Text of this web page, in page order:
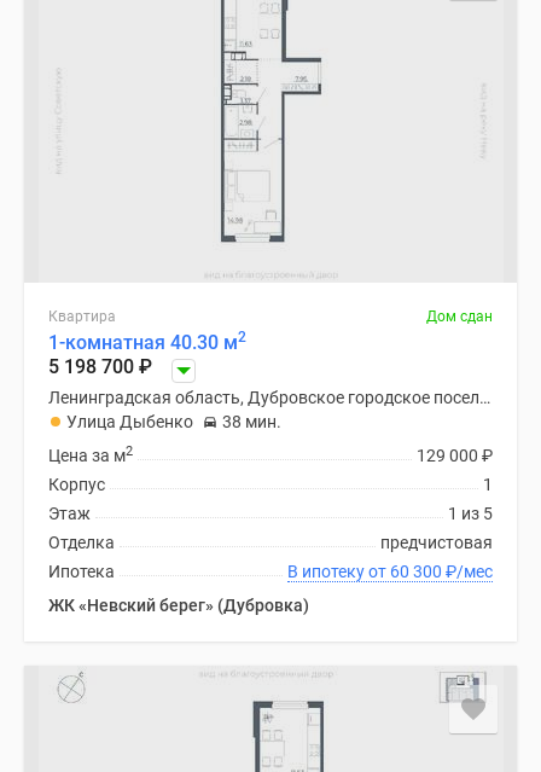
Квартира Дом сдан
1-комнатная 40.30 м2
5 198 700 ₽
Ленинградская область, Дубровское городское поселение
Улица Дыбенко
38 мин.
129 000 ₽
Цена за м2
1
Корпус
1 из 5
Этаж
предчистовая
Отделка
В ипотеку от 60 300 ₽/мес
Ипотека
ЖК «Невский берег» (Дубровка)